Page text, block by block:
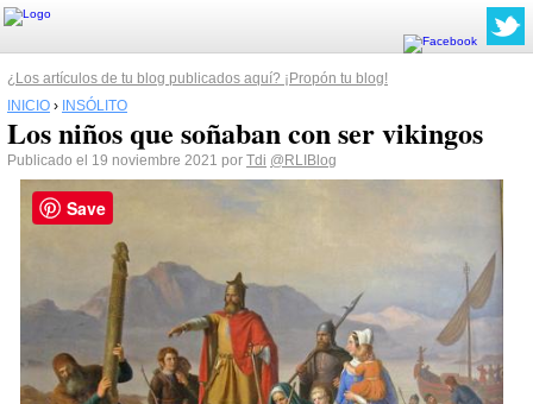
¿Los artículos de tu blog publicados aquí? ¡Propón tu blog!
INICIO › INSÓLITO
Los niños que soñaban con ser vikingos
Publicado el 19 noviembre 2021 por Tdi @RLIBlog
Save